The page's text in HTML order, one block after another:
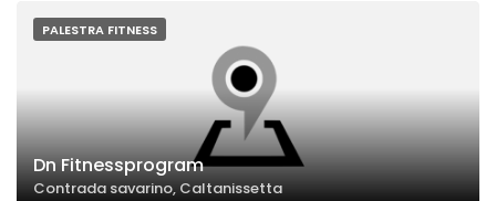
PALESTRA FITNESS
Dn Fitnessprogram
Contrada savarino, Caltanissetta